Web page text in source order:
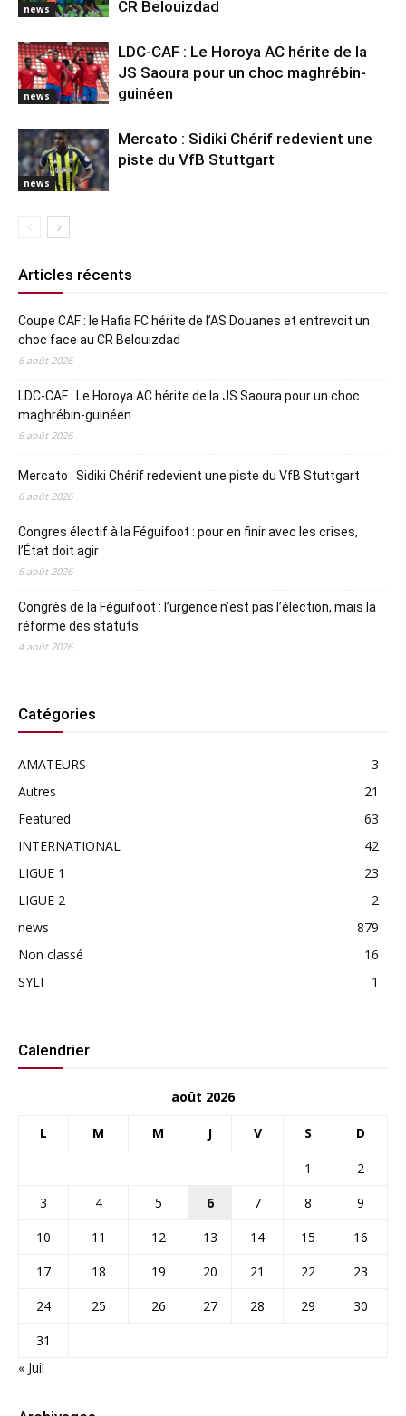
news CR Belouizdad
news
LDC-CAF : Le Horoya AC hérite de la
JS Saoura pour un choc maghrébin-
guinéen
news
Mercato : Sidiki Chérif redevient une
piste du VfB Stuttgart
Articles récents
Coupe CAF : le Hafia FC hérite de l’AS Douanes et entrevoit un
choc face au CR Belouizdad
6 août 2026
LDC-CAF : Le Horoya AC hérite de la JS Saoura pour un choc
maghrébin-guinéen
6 août 2026
Mercato : Sidiki Chérif redevient une piste du VfB Stuttgart
6 août 2026
Congres électif à la Féguifoot : pour en finir avec les crises,
l’État doit agir
6 août 2026
Congrès de la Féguifoot : l’urgence n’est pas l’élection, mais la
réforme des statuts
4 août 2026
Catégories
AMATEURS
3
Autres
21
Featured
63
INTERNATIONAL
42
LIGUE 1
23
LIGUE 2
2
news
879
Non classé
16
SYLI
1
Calendrier
août 2026
L M M J V S D
1
2
3
4 5 6 7 8
9
10
11 12 13 14 15
16
17
18 19 20 21 22
23
24
25 26 27 28 29
30
31
« Juil